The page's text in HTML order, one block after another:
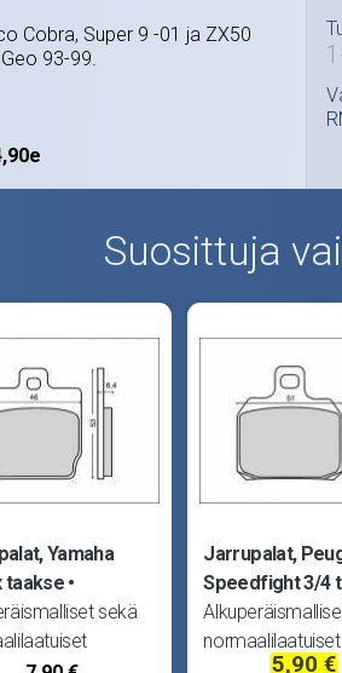
Cobra, Super 9 -01 ja ZX50
93-99.
Suosittuja
Yamaha
taakse
sekä
Jarrupalat,
Speedfight 3/4
normaalilaatuiset
5,90 €